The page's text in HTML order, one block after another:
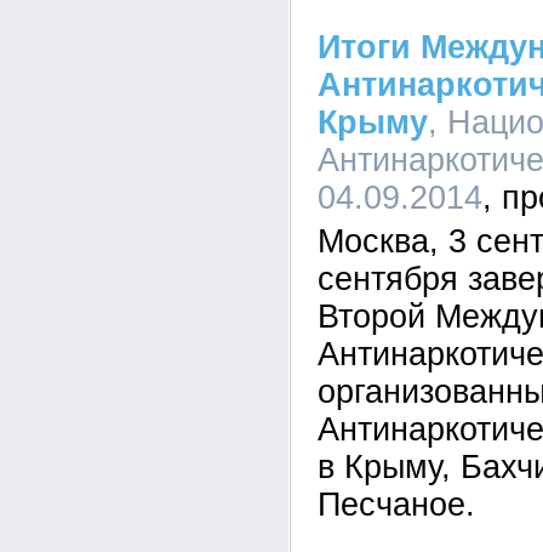
Итоги
Крыму,
04.09.2014
Москва, 3
сентября
Второй
в Крыму,
Песчаное.